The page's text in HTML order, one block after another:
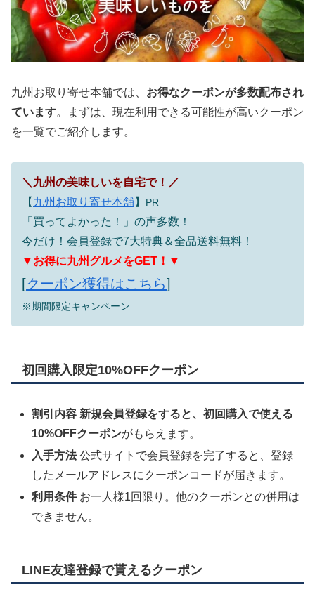
九州お取り寄せ本舗では、 お得なクーポンが多数配布され
ています。まずは、現在利用できる可能性が高いクーポン
を一覧でご紹介します。
＼九州の美味しいを自宅で！／
【 九州お取り寄せ本舗】 PR
「買ってよかった！」の声多数！
今だけ！会員登録で7大特典＆全品送料無料！
▼お得に九州グルメをGET！▼
[クーポン獲得はこちら]
※期間限定キャンペーン
初回購入限定10%OFFクーポン
割引内容 新規会員登録をすると、初回購入で使える
10%OFFクーポンがもらえます。
入手方法公式サイトで会員登録を完了すると、登録
したメールアドレスにクーポンコードが届きます。
利用条件お一人様1回限り。他のクーポンとの併用は
できません。
LINE友達登録で貰えるクーポン